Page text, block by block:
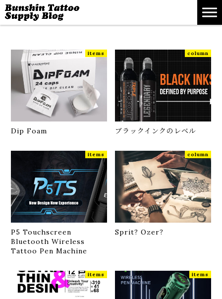
items
Dip Foam
column
ブラックインクのレベル
items
P5 Touchscreen
Bluetooth Wireless
Tattoo Pen Machine
column
Sprit? Ozer?
items items